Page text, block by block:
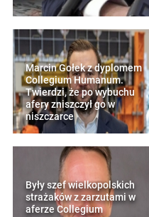
Marcin Gołek z dyplomem
Collegium Humanum.
Twierdzi, że po wybuchu
afery zniszczył go w
niszczarce
Były szef wielkopolskich
strażaków z zarzutami w
aferze Collegium